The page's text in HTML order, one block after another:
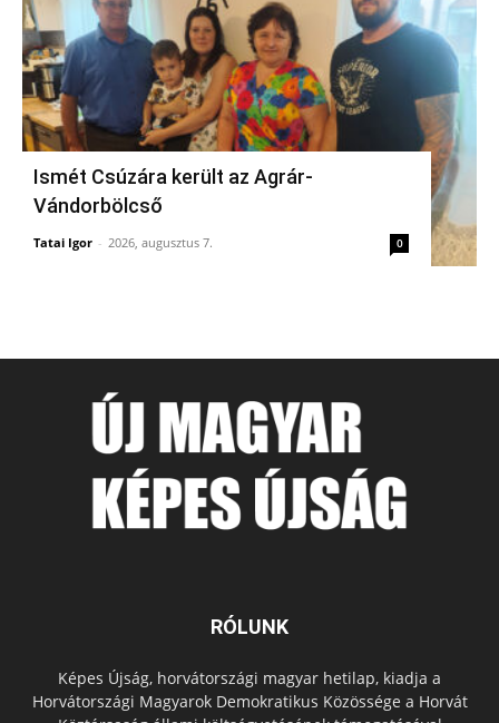
Ismét Csúzára került az Agrár-
Vándorbölcső
Tatai Igor - 2026, augusztus 7. 0
RÓLUNK
Képes Újság, horvátországi magyar hetilap, kiadja a
Horvátországi Magyarok Demokratikus Közössége a Horvát